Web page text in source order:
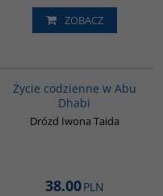
ZOBACZ
Życie codzienne w Abu
Dhabi
Drózd Iwona Taida
38.00PLN